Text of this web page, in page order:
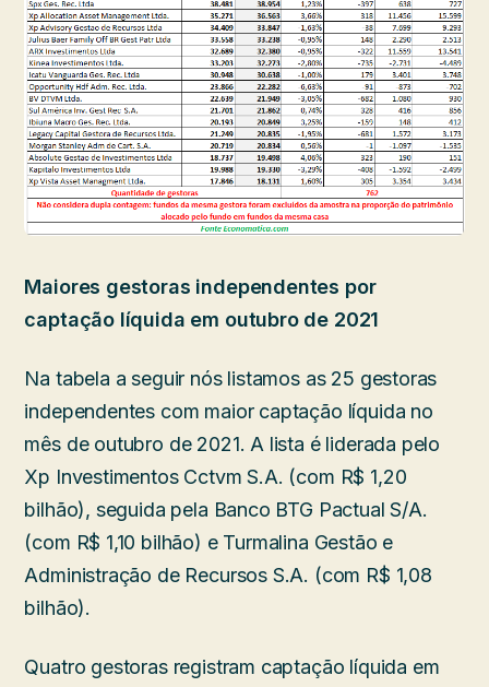
Maiores gestoras independentes por
captação líquida em outubro de 2021
Na tabela a seguir nós listamos as 25 gestoras
independentes com maior captação líquida no
mês de outubro de 2021. A lista é liderada pelo
Xp Investimentos Cctvm S.A. (com R$ 1,20
bilhão), seguida pela Banco BTG Pactual S/A.
(com R$ 1,10 bilhão) e Turmalina Gestão e
Administração de Recursos S.A. (com R$ 1,08
bilhão).
Quatro gestoras registram captação líquida em